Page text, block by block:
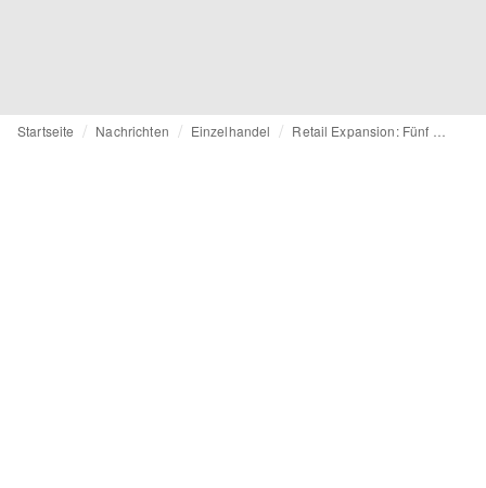
Startseite Nachrichten Einzelhandel